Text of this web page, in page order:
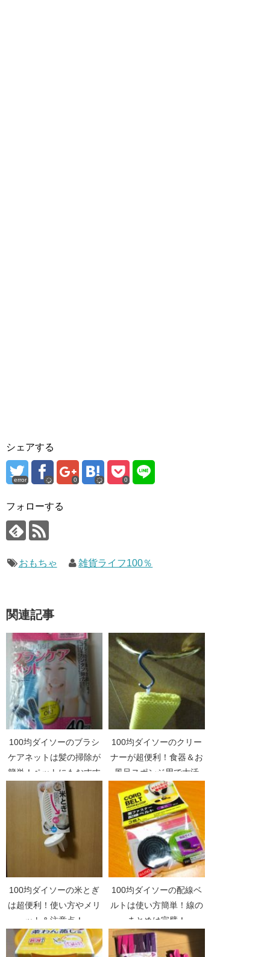
シェアする
error 0 0
フォローする
おもちゃ 雑貨ライフ100％
関連記事
100均ダイソーのブラシ
ケアネットは髪の掃除が
簡単！ペットにもおすす
め！
100均ダイソーのクリー
ナーが超便利！食器＆お
風呂スポンジ用で大活
躍！
100均ダイソーの米とぎ
は超便利！使い方やメリ
ット＆注意点！
100均ダイソーの配線ベ
ルトは使い方簡単！線の
まとめは完璧！